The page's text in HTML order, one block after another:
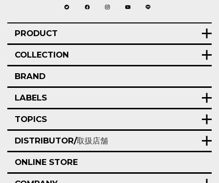
PRODUCT
COLLECTION
BRAND
LABELS
TOPICS
DISTRIBUTOR/取扱店舗
ONLINE STORE